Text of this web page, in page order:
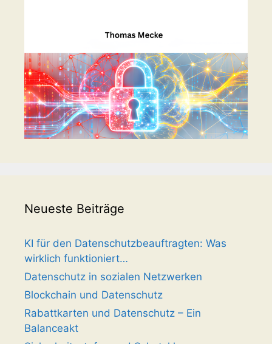
Neueste Beiträge
KI für den Datenschutzbeauftragten: Was
wirklich funktioniert…
Datenschutz in sozialen Netzwerken
Blockchain und Datenschutz
Rabattkarten und Datenschutz – Ein
Balanceakt